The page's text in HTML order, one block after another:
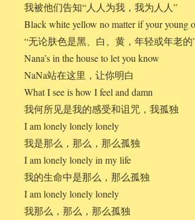
我被他们告知“人人为我，我为人人”
Black white yellow no matter if your young
“无论肤色是黑、白、黄，年轻或年老的
Nana’s in the house to let you know
NaNa站在这里，让你明白
What I see is how I feel and damn
我何所见是我的感受和诅咒，我孤独
I am lonely lonely lonely
我是那么，那么，那么孤独
I am lonely lonely in my life
我的生命中是那么，那么孤独
I am lonely lonely lonely
我那么，那么，那么孤独